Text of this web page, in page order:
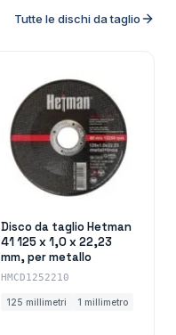
Tutte le dischi da taglio
Disco da taglio Hetman
41 125 x 1,0 x 22,23
mm, per metallo
HMCD1252210
125 millimetri 1 millimetro